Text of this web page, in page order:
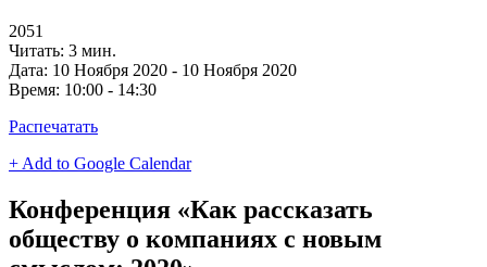
2051
Читать: 3 мин.
Дата: 10 Ноября 2020 - 10 Ноября 2020
Время: 10:00 - 14:30
Распечатать
+ Add to Google Calendar
Конференция «Как рассказать
обществу о компаниях с новым